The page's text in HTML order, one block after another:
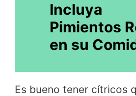
Incluya
Pimientos
en su
Es bueno tener cítricos